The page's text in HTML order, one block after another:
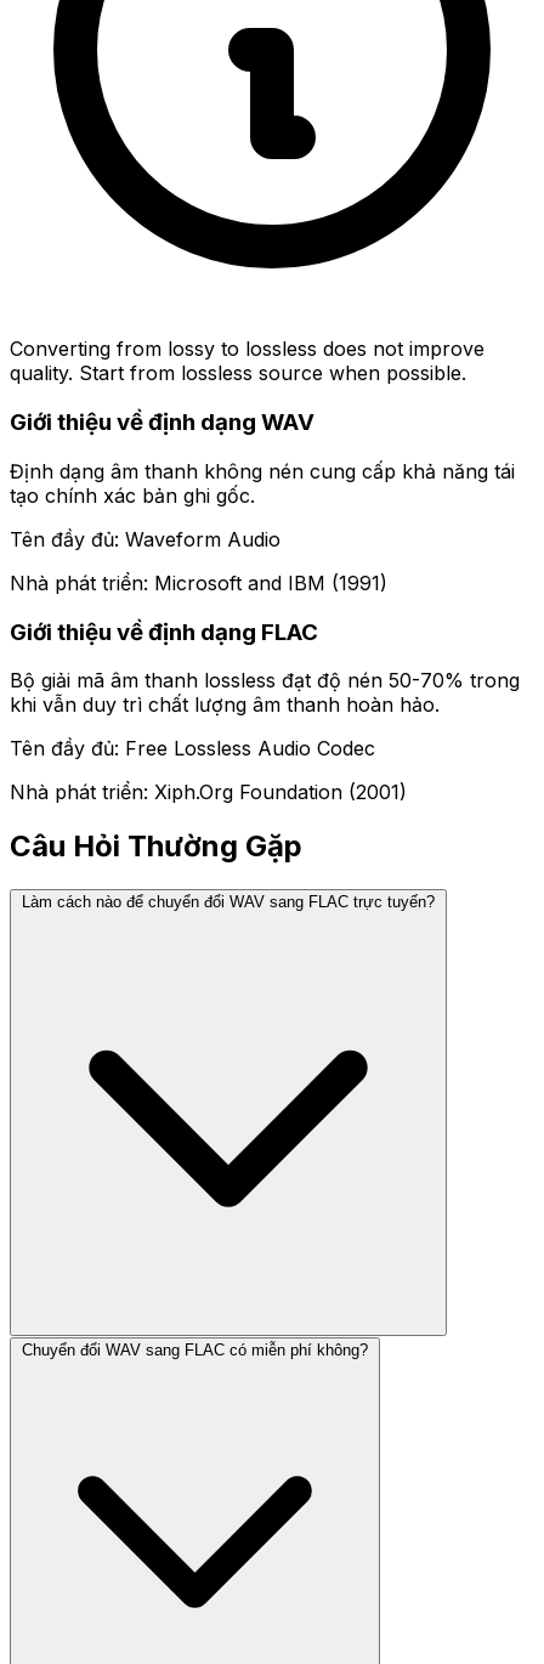
Converting from lossy to lossless does not improve
quality. Start from lossless source when possible.
Giới thiệu về định dạng WAV
Định dạng âm thanh không nén cung cấp khả năng tái
tạo chính xác bản ghi gốc.
Tên đầy đủ: Waveform Audio
Nhà phát triển: Microsoft and IBM (1991)
Giới thiệu về định dạng FLAC
Bộ giải mã âm thanh lossless đạt độ nén 50-70% trong
khi vẫn duy trì chất lượng âm thanh hoàn hảo.
Tên đầy đủ: Free Lossless Audio Codec
Nhà phát triển: Xiph.Org Foundation (2001)
Câu Hỏi Thường Gặp
Làm cách nào để chuyển đổi WAV sang FLAC trực tuyến?
Chuyển đổi WAV sang FLAC có miễn phí không?